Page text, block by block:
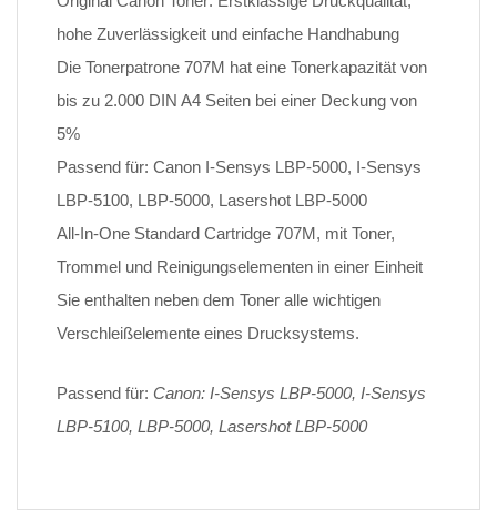
hohe Zuverlässigkeit und einfache Handhabung
Die Tonerpatrone 707M hat eine Tonerkapazität von
bis zu 2.000 DIN A4 Seiten bei einer Deckung von
5%
Passend für: Canon I-Sensys LBP-5000, I-Sensys
LBP-5100, LBP-5000, Lasershot LBP-5000
All-In-One Standard Cartridge 707M, mit Toner,
Trommel und Reinigungselementen in einer Einheit
Sie enthalten neben dem Toner alle wichtigen
Verschleißelemente eines Drucksystems.
Passend für: Canon: I-Sensys LBP-5000, I-Sensys
LBP-5100, LBP-5000, Lasershot LBP-5000